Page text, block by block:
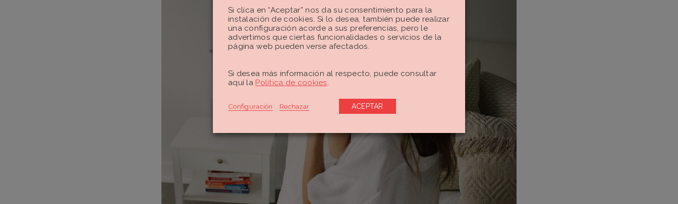
Si clica en “Aceptar” nos da su consentimiento para la
instalación de cookies. Si lo desea, también puede realizar
una configuración acorde a sus preferencias, pero le
advertimos que ciertas funcionalidades o servicios de la
página web pueden verse afectados.
Si desea más información al respecto, puede consultar
aquí la Política de cookies.
Configuración Rechazar ACEPTAR